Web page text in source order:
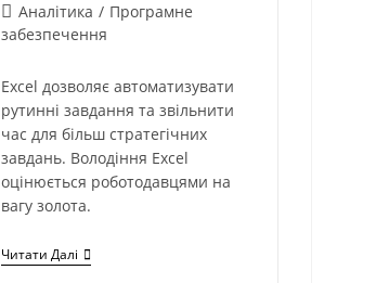
Аналітика / Програмне
забезпечення
Excel дозволяє автоматизувати
рутинні завдання та звільнити
час для більш стратегічних
завдань. Володіння Excel
оцінюється роботодавцями на
вагу золота.
Читати Далі